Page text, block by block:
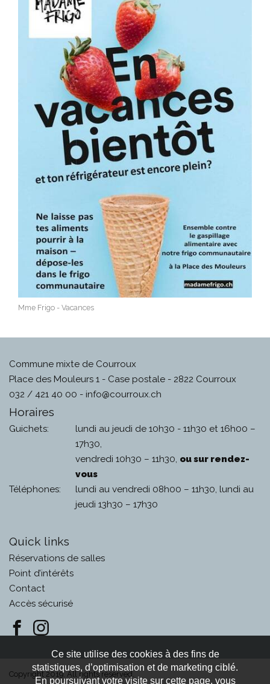
Mme Frigo - Vacances
Commune mixte de Courroux
Place des Mouleurs 1 - Case postale - 2822 Courroux
032 / 421 40 00 - info@courroux.ch
Horaires
Guichets:
lundi au jeudi de 10h30 - 11h30 et 16h00 –
17h30,
vendredi 10h30 – 11h30, ou sur rendez-
vous
Téléphones:
lundi au vendredi 08h00 – 11h30, lundi au
jeudi 13h30 – 17h30
Quick links
Réservations de salles
Point d’intérêts
Contact
Accès sécurisé
Copyright 2019. All rights reserved.
Ce site utilise des cookies à des fins de
statistiques, d’optimisation et de marketing ciblé.
En poursuivant votre visite sur cette page, vous